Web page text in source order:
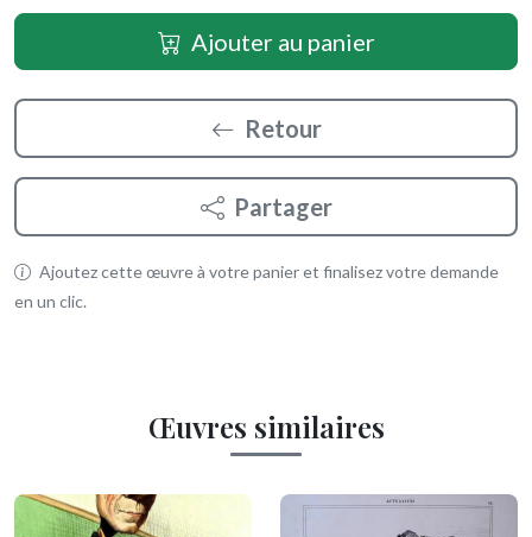
Ajouter au panier
Retour
Partager
Ajoutez cette œuvre à votre panier et finalisez votre demande
en un clic.
Œuvres similaires